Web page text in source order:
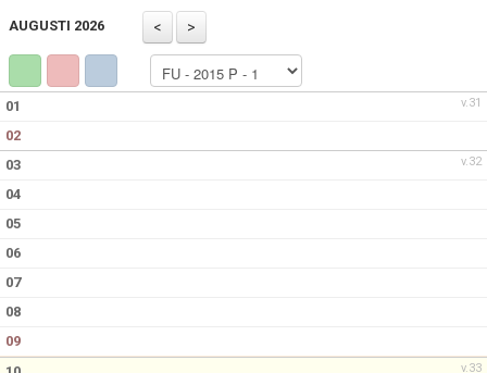
SPELARE & LEDARE
AUGUSTI 2026
v.31
01
02
v.32
03
04
05
06
07
08
09
v.33